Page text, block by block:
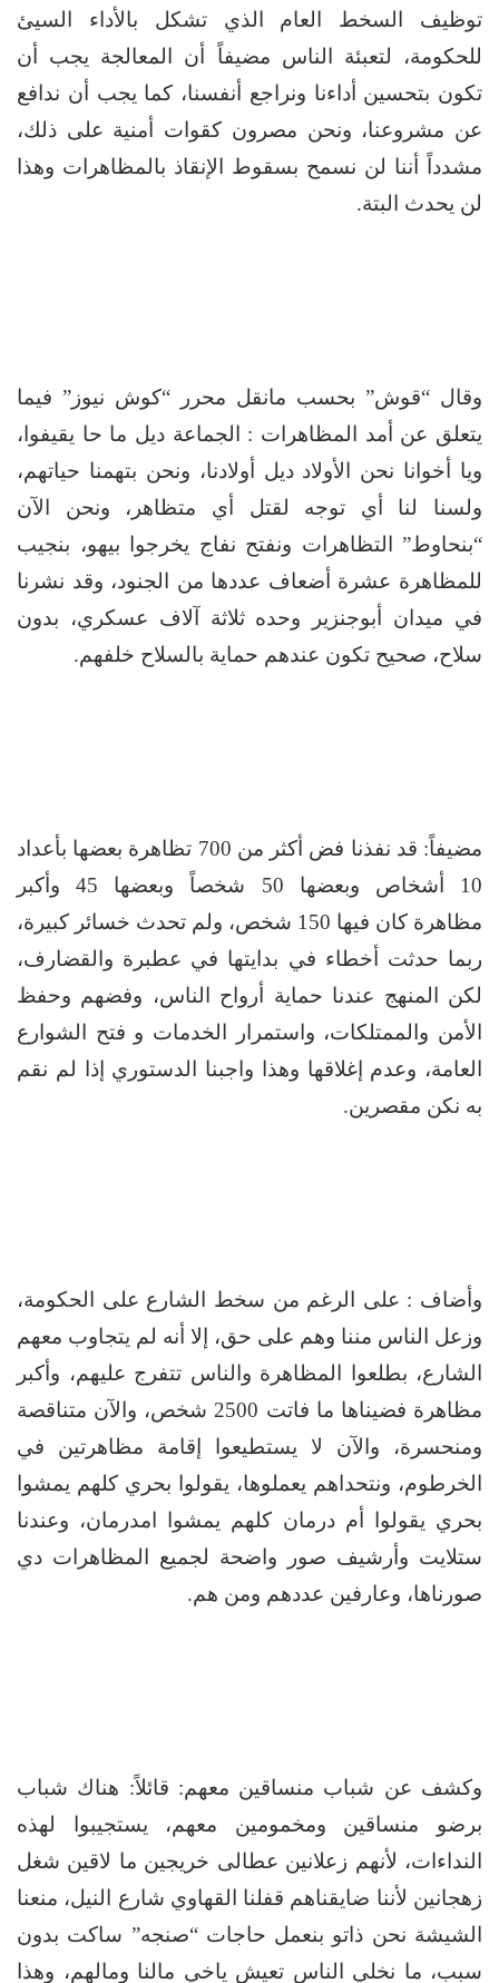
توظيف السخط العام الذي تشكل بالأداء السيئ
للحكومة، لتعبئة الناس مضيفاً أن المعالجة يجب أن
تكون بتحسين أداءنا ونراجع أنفسنا، كما يجب أن ندافع
عن مشروعنا، ونحن مصرون كقوات أمنية على ذلك،
مشدداً أننا لن نسمح بسقوط الإنقاذ بالمظاهرات وهذا
لن يحدث البتة.
وقال “قوش” بحسب مانقل محرر “كوش نيوز” فيما
يتعلق عن أمد المظاهرات : الجماعة ديل ما حا يقيفوا،
ويا أخوانا نحن الأولاد ديل أولادنا، ونحن بتهمنا حياتهم،
ولسنا لنا أي توجه لقتل أي متظاهر، ونحن الآن
“بنحاوط” التظاهرات ونفتح نفاج يخرجوا بيهو، بنجيب
للمظاهرة عشرة أضعاف عددها من الجنود، وقد نشرنا
في ميدان أبوجنزير وحده ثلاثة آلاف عسكري، بدون
سلاح، صحيح تكون عندهم حماية بالسلاح خلفهم.
مضيفاً: قد نفذنا فض أكثر من 700 تظاهرة بعضها بأعداد
10 أشخاص وبعضها 50 شخصاً وبعضها 45 وأكبر
مظاهرة كان فيها 150 شخص، ولم تحدث خسائر كبيرة،
ربما حدثت أخطاء في بدايتها في عطبرة والقضارف،
لكن المنهج عندنا حماية أرواح الناس، وفضهم وحفظ
الأمن والممتلكات، واستمرار الخدمات و فتح الشوارع
العامة، وعدم إغلاقها وهذا واجبنا الدستوري إذا لم نقم
به نكن مقصرين.
وأضاف : على الرغم من سخط الشارع على الحكومة،
وزعل الناس مننا وهم على حق، إلا أنه لم يتجاوب معهم
الشارع، بطلعوا المظاهرة والناس تتفرج عليهم، وأكبر
مظاهرة فضيناها ما فاتت 2500 شخص، والآن متناقصة
ومنحسرة، والآن لا يستطيعوا إقامة مظاهرتين في
الخرطوم، ونتحداهم يعملوها، يقولوا بحري كلهم يمشوا
بحري يقولوا أم درمان كلهم يمشوا امدرمان، وعندنا
ستلايت وأرشيف صور واضحة لجميع المظاهرات دي
صورناها، وعارفين عددهم ومن هم.
وكشف عن شباب منساقين معهم: قائلاً: هناك شباب
برضو منساقين ومخمومين معهم، يستجيبوا لهذه
النداءات، لأنهم زعلانين عطالى خريجين ما لاقين شغل
زهجانين لأننا ضايقناهم قفلنا القهاوي شارع النيل، منعنا
الشيشة نحن ذاتو بنعمل حاجات “صنجه” ساكت بدون
سبب، ما نخلي الناس تعيش ياخي مالنا ومالهم، وهذا